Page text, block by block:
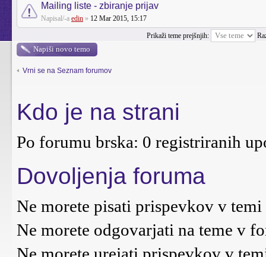
Mailing liste - zbiranje prijav
Napisal/-a edin » 12 Mar 2015, 15:17
Prikaži teme prejšnjih:
Napiši novo temo
Vrni se na Seznam forumov
Kdo je na strani
Po forumu brska: 0 registriranih
Dovoljenja foruma
Ne morete pisati prispevkov v temi
Ne morete odgovarjati na teme v